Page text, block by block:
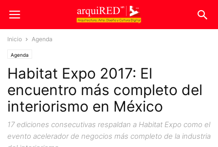
Inicio Agenda
Agenda
Habitat Expo 2017: El
encuentro más completo del
interiorismo en México
17 ediciones consecutivas respaldan a Habitat Expo como el
evento acelerador de negocios más completo de la industria